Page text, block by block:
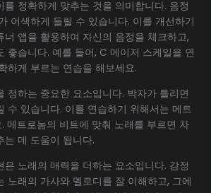
를 정확하게 맞추는 것을 의미합니다. 음정
어색하게 들릴 수 있습니다. 이를 개선하기
너 앱을 활용하여 자신의 음정을 체크하고,
좋습니다. 예를 들어, C 메이저 스케일을 연
하게 부르는 연습을 해보세요.
정하는 중요한 요소입니다. 박자가 틀리면
수 있습니다. 이를 연습하기 위해서는 메트
메트로놈의 비트에 맞춰 노래를 부르면 자
는 데 도움이 됩니다.
은 노래의 매력을 더하는 요소입니다. 감정
노래의 가사와 멜로디를 잘 이해하고, 그에